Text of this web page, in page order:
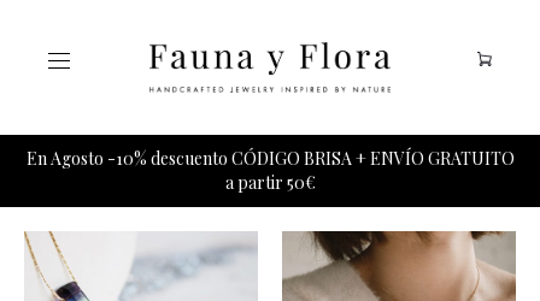
En Agosto -10% descuento CÓDIGO BRISA + ENVÍO GRATUITO
a partir 50€